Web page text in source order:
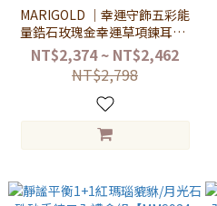
MARIGOLD ｜幸運守飾五彩能
量鋯石玫瑰金幸運草項鍊耳環/
手鍊二入禮盒組【MMS051】
NT$2,374 ~ NT$2,462
NT$2,798